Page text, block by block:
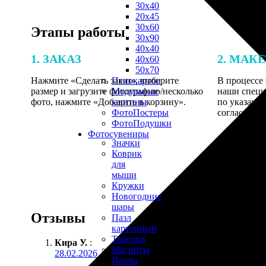
30х40
20х45
30х60
30х90
40х40
40х60
50х70
Пенокартон
Модульные
картины
ФотоПостеры
ФотоПодушки
Фотоcувениры
Значки
Коврик
для
мыши
Кружки
Новогодние
шары
Пазл
картонный
Тарелки
Магниты
Пазлы
Этапы работы
1. ЗАКАЗ
Нажмите «Сделать заказ», выберите
размер и загрузите фотографию/несколько
фото, нажмите «Добавить в корзину».
2.
В процессе
наши
по
Отзывы
Кира У. :
28.02.2026